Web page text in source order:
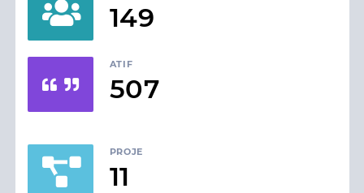
149
ATIF
507
PROJE
11